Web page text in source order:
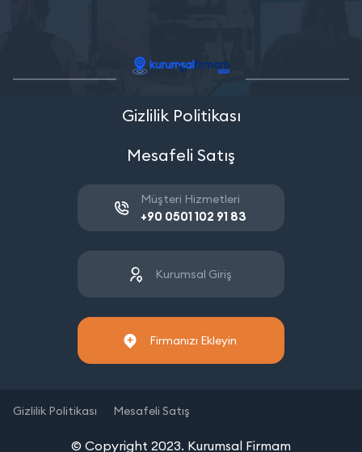
Gizlilik Politikası
Mesafeli Satış
Müşteri Hizmetleri
+90 0501 102 91 83
Kurumsal Giriş
Firmanızı Ekleyin
© Copyright 2023. Kurumsal Firmam
Gizlilik Politikası Mesafeli Satış